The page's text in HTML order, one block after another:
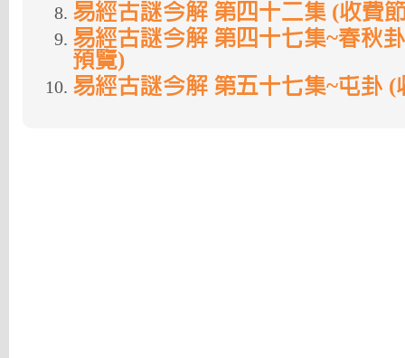
易經古謎今解 第四十二集 (收費
易經古謎今解 第四十七集~春秋
預覽)
易經古謎今解 第五十七集~屯卦 (